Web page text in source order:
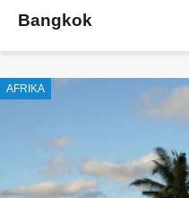
Bangkok
AFRIKA